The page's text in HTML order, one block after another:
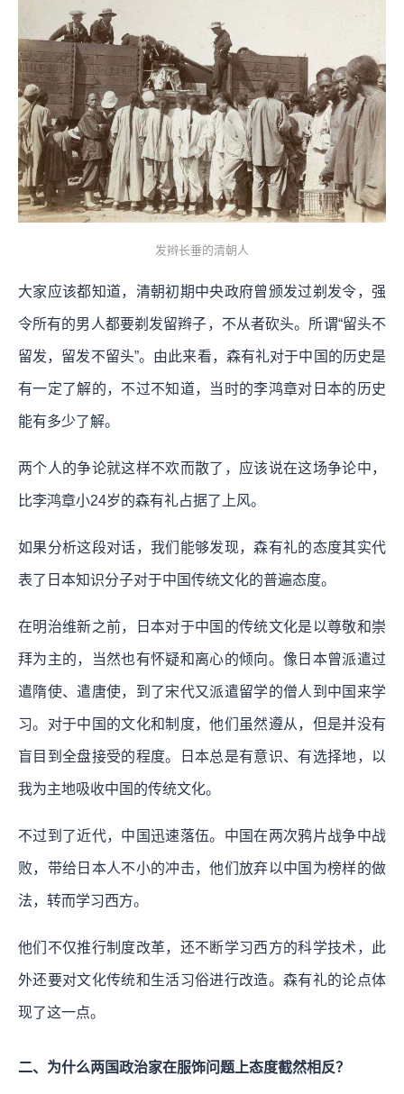
发辫长垂的清朝人
大家应该都知道，清朝初期中央政府曾颁发过剃发令，强
令所有的男人都要剃发留辫子，不从者砍头。所谓“留头不
留发，留发不留头”。由此来看，森有礼对于中国的历史是
有一定了解的，不过不知道，当时的李鸿章对日本的历史
能有多少了解。
两个人的争论就这样不欢而散了，应该说在这场争论中，
比李鸿章小24岁的森有礼占据了上风。
如果分析这段对话，我们能够发现，森有礼的态度其实代
表了日本知识分子对于中国传统文化的普遍态度。
在明治维新之前，日本对于中国的传统文化是以尊敬和崇
拜为主的，当然也有怀疑和离心的倾向。像日本曾派遣过
遣隋使、遣唐使，到了宋代又派遣留学的僧人到中国来学
习。对于中国的文化和制度，他们虽然遵从，但是并没有
盲目到全盘接受的程度。日本总是有意识、有选择地，以
我为主地吸收中国的传统文化。
不过到了近代，中国迅速落伍。中国在两次鸦片战争中战
败，带给日本人不小的冲击，他们放弃以中国为榜样的做
法，转而学习西方。
他们不仅推行制度改革，还不断学习西方的科学技术，此
外还要对文化传统和生活习俗进行改造。森有礼的论点体
现了这一点。
二、为什么两国政治家在服饰问题上态度截然相反？